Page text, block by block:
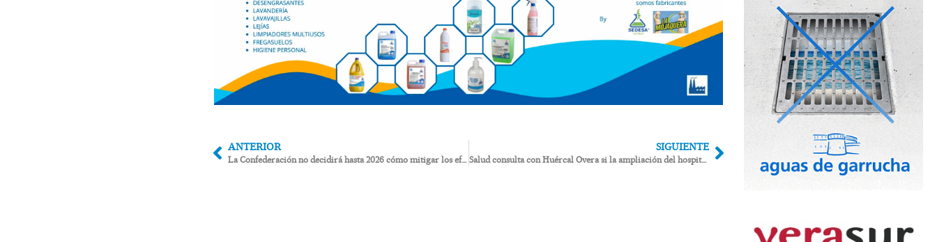
ANTERIOR
La Confederación no decidirá hasta 2026 cómo mitigar los efectos de los recortes del Tajo
SIGUIENTE
Salud consulta con Huércal Overa si la ampliación del hospital que proyectó en el 2019 se ajusta al PGOU